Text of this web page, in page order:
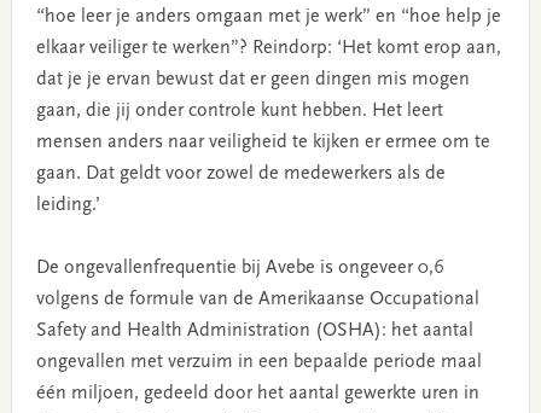
“hoe leer je anders omgaan met je werk” en “hoe help je
elkaar veiliger te werken”? Reindorp: ‘Het komt erop aan,
dat je je ervan bewust dat er geen dingen mis mogen
gaan, die jij onder controle kunt hebben. Het leert
mensen anders naar veiligheid te kijken er ermee om te
gaan. Dat geldt voor zowel de medewerkers als de
leiding.’
De ongevallenfrequentie bij Avebe is ongeveer 0,6
volgens de formule van de Amerikaanse Occupational
Safety and Health Administration (OSHA): het aantal
ongevallen met verzuim in een bepaalde periode maal
één miljoen, gedeeld door het aantal gewerkte uren in